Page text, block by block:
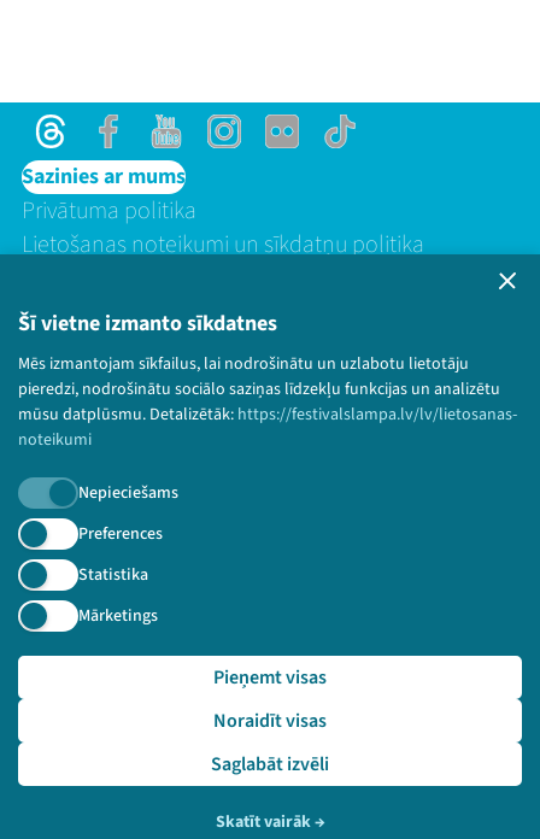
Šī vietne izmanto sīkdatnes
Mēs izmantojam sīkfailus, lai nodrošinātu un uzlabotu lietotāju
pieredzi, nodrošinātu sociālo saziņas līdzekļu funkcijas un analizētu
mūsu datplūsmu. Detalizētāk: https://festivalslampa.lv/lv/lietosanas-
noteikumi
Nepieciešams
Preferences
Statistika
Mārketings
Saglabāt izvēli
Noraidīt visas
Pieņemt visas
Skatīt vairāk→
ThreadsFacebookYoutubeInstagram
Flick TikTok
Sazinies ar mums
Privātuma politika
Lietošanas noteikumi un sīkdatņu politika
© 2026 Sarunu festivāls LAMPA Visas tiesības
Piesakies jaunumiem!
Nepalaid garām aktuālāko informāciju!
Pieteikties
🔗 https://festivalslampa.lv/lv/video-arhivs/2892?sp
eaker=P%C4%81rtikas%20dro%C5%A1%C4%ABbas%2C%20dz%C4%
ABvnieku%20vesel%C4%ABbas%20un%20vides%20zin%C4%81tn